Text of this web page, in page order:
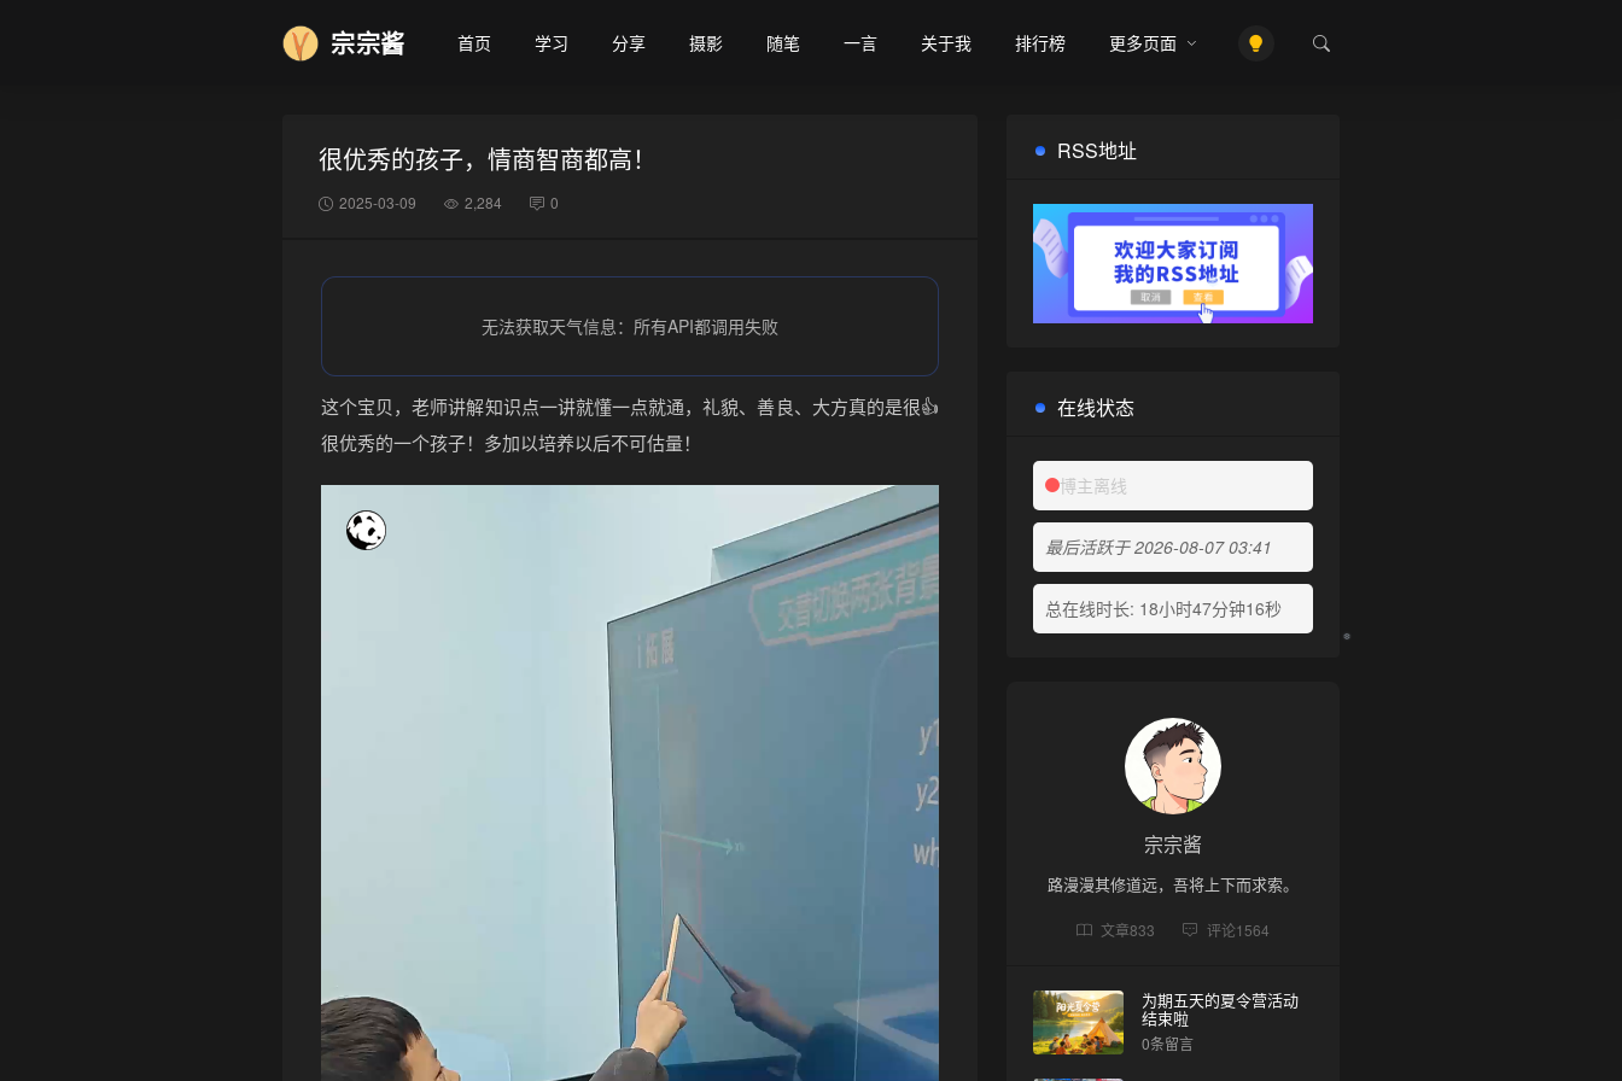
宗宗酱 首页 学习 分享 摄影 随笔 一言 关于我 排行榜 更多页面
很优秀的孩子，情商智商都高！
2025-03-09 2,284 0
无法获取天气信息：所有API都调用失败
这个宝贝，老师讲解知识点一讲就懂一点就通，礼貌、善良、大方真的是很👍
很优秀的一个孩子！多加以培养以后不可估量！
RSS地址
在线状态
博主离线
最后活跃于 2026-08-07 03:41
总在线时长: 18小时47分钟16秒
宗宗酱
路漫漫其修道远，吾将上下而求索。
文章833 评论1564
为期五天的夏令营活动
结束啦
0条留言